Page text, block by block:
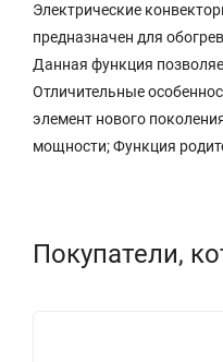
Электрические
предназначен для
Данная функция
Отличительные
элемент нового
мощности; Функция
Покупатели,